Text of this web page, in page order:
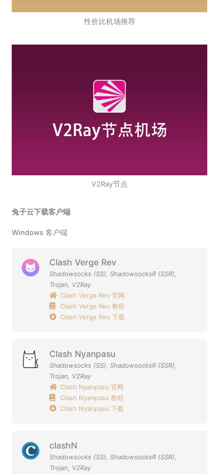
性价比机场推荐
V2Ray节点
兔子云下载客户端
Windows 客户端
Clash Verge Rev
Shadowsocks (SS), ShadowsocksR (SSR),
Trojan, V2Ray
Clash Verge Rev 官网
Clash Verge Rev 教程
Clash Verge Rev 下载
Clash Nyanpasu
Shadowsocks (SS), ShadowsocksR (SSR),
Trojan, V2Ray
Clash Nyanpasu 官网
Clash Nyanpasu 教程
Clash Nyanpasu 下载
clashN
Shadowsocks (SS), ShadowsocksR (SSR),
Trojan, V2Ray